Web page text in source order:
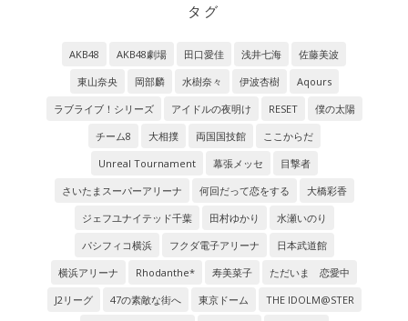
タグ
AKB48 AKB48劇場 田口愛佳 浅井七海
佐藤美波
東山奈央
岡部麟 水樹奈々 伊波杏樹
Aqours
ラブライブ！シリーズ
アイドルの夜明け RESET
僕の太陽
チーム8
大相撲 両国国技館
ここからだ
Unreal Tournament
幕張メッセ
目撃者
さいたまスーパーアリーナ
何回だって恋をする
大橋彩香
ジェフユナイテッド千葉
田村ゆかり
水瀬いのり
パシフィコ横浜
フクダ電子アリーナ
日本武道館
横浜アリーナ
Rhodanthe* 寿美菜子
ただいま 恋愛中
J2リーグ
47の素敵な街へ 東京ドーム
THE IDOLM@STER